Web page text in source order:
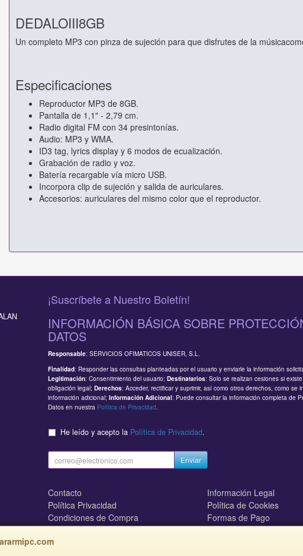
DEDALOIII8GB
Un completo MP3 con pinza de sujeción para que disfrutes de la
Especificaciones
Reproductor MP3 de 8GB.
Pantalla de 1,1" - 2,79 cm.
Radio digital FM con 34 presintonías.
Audio: MP3 y WMA.
ID3 tag, lyrics display y 6 modos de ecualización.
Grabación de radio y voz.
Batería recargable vía micro USB.
Incorpora clip de sujeción y salida de auriculares.
Accesorios: auriculares del mismo color que el reproductor.
¡Suscríbete a Nuestro Boletín!
INFORMACIÓN BÁSICA SOBRE
DATOS
Responsable: SERVICIOS OFIMATICOS UNISER, S.L.
Finalidad: Responder las consultas planteadas por el usuario y enviarle la información
Legitimación: Consentimiento del usuario; Destinatarios: Solo se realizan cesiones si
obligación legal; Derechos: Acceder, rectificar y suprimir, así como otros derechos, como se
información adicional; Información Adicional: Puede consultar la información completa de
Datos en nuestra Política de Privacidad.
He leído y acepto la Política de Privacidad.
Enviar
Contacto
Información Legal
Política Privacidad
Política de Cookies
Condiciones de Compra
Formas de Pago
¿Quienes Somos?